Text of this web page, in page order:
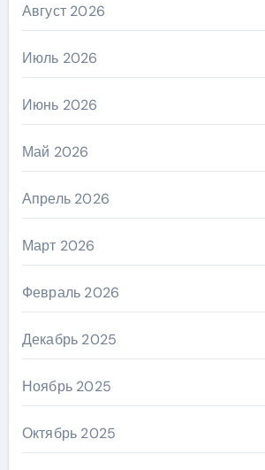
Август 2026
Июль 2026
Июнь 2026
Май 2026
Апрель 2026
Март 2026
Февраль 2026
Декабрь 2025
Ноябрь 2025
Октябрь 2025